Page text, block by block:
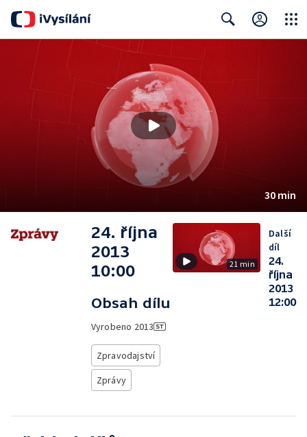
30 min
24. října
2013
10:00
Obsah dílu
Vyrobeno 2013
Zpravodajství
Zprávy
21 min
Další
díl
24.
října
2013
12:00